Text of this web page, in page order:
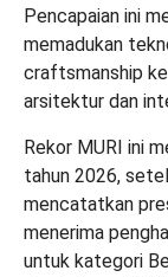
Pencapaian ini
memadukan
craftsmanship
arsitektur dan
Rekor MURI ini
tahun 2026,
mencatatkan
menerima
untuk kategori